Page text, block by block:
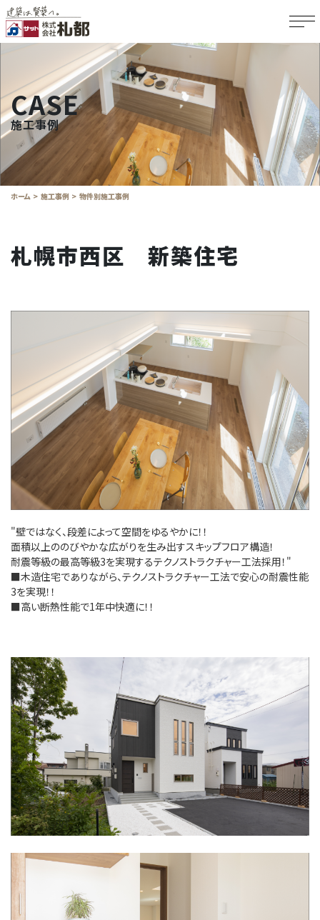
CASE
施工事例
ホーム 施工事例 物件別施工事例
札幌市西区 新築住宅
"壁ではなく、段差によって空間をゆるやかに！！
面積以上ののびやかな広がりを生み出すスキップフロア構造！
耐震等級の最高等級3を実現するテクノストラクチャー工法採用！"
■木造住宅でありながら、テクノストラクチャー工法で安心の耐震性能
3を実現！！
■高い断熱性能で1年中快適に！！